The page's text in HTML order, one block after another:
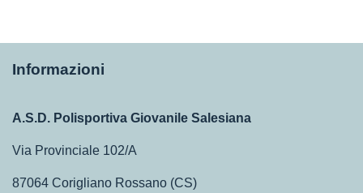
Informazioni
A.S.D. Polisportiva Giovanile Salesiana
Via Provinciale 102/A
87064 Corigliano Rossano (CS)